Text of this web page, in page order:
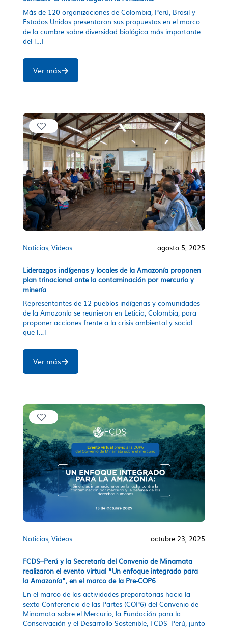
Más de 120 organizaciones de Colombia, Perú, Brasil y
Estados Unidos presentaron sus propuestas en el marco
de la cumbre sobre diversidad biológica más importante
del […]
Ver más
Noticias Videos agosto 5, 2025
Liderazgos indígenas y locales de la Amazonía proponen
plan trinacional ante la contaminación por mercurio y
minería
Representantes de 12 pueblos indígenas y comunidades
de la Amazonía se reunieron en Leticia, Colombia, para
proponer acciones frente a la crisis ambiental y social
que […]
Ver más
Noticias Videos octubre 23, 2025
FCDS–Perú y la Secretaría del Convenio de Minamata
realizaron el evento virtual “Un enfoque integrado para
la Amazonía”, en el marco de la Pre-COP6
En el marco de las actividades preparatorias hacia la
sexta Conferencia de las Partes (COP6) del Convenio de
Minamata sobre el Mercurio, la Fundación para la
Conservación y el Desarrollo Sostenible, FCDS–Perú, junto